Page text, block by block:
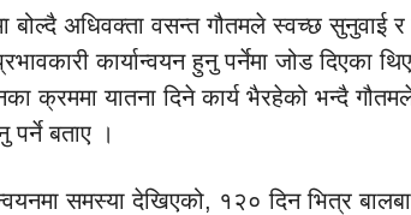
बोल्दै अधिवक्ता वसन्त गौतमले स्वच्छ सुनुवाई र
कार्यान्वयन हुनु पर्नेमा जोड दिएका
क्रममा यातना दिने कार्य भैरहेको भन्दै
पर्ने बताए ।
समस्या देखिएको, १२० दिन भित्र